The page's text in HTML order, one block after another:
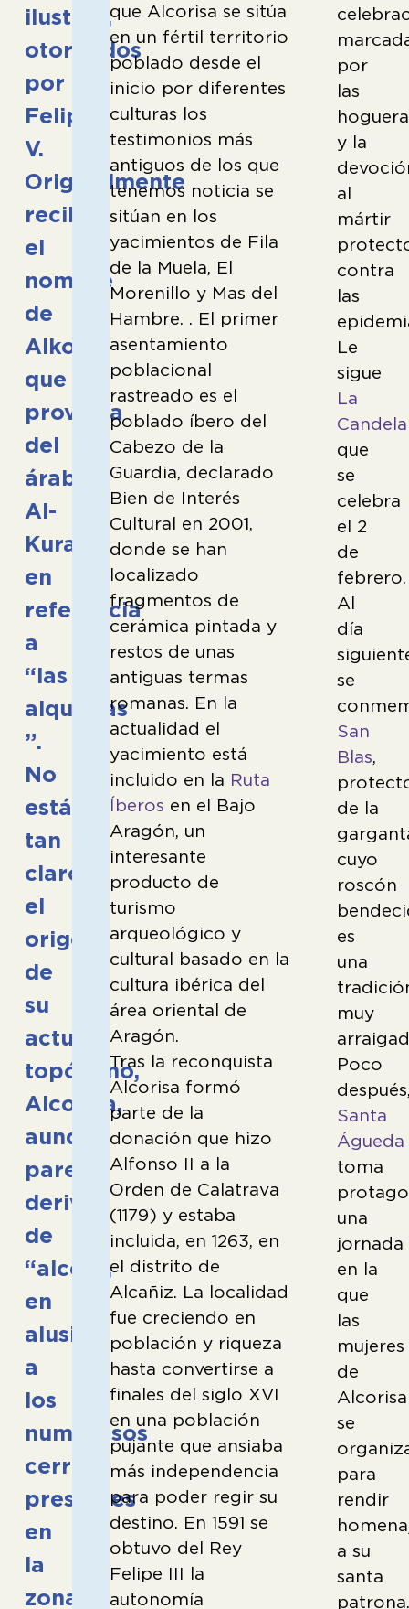
ilustre”,
otorgados
por
Felipe
V.
Originalmente
recibía
el
nombre
de
Alkol,
que
provenía
del
árabe
Al-
Kura,
en
referencia
a
“las
alquerías
”.
No
está
tan
claro
el
origen
de
su
actual
topónimo,
Alcorisa,
aunque
parece
derivar
de
“alcor”,
en
alusión
a
los
numerosos
cerros
presentes
en
la
zona.
que Alcorisa se sitúa
en un fértil territorio
poblado desde el
inicio por diferentes
culturas los
testimonios más
antiguos de los que
tenemos noticia se
sitúan en los
yacimientos de Fila
de la Muela, El
Morenillo y Mas del
Hambre. . El primer
asentamiento
poblacional
rastreado es el
poblado íbero del
Cabezo de la
Guardia, declarado
Bien de Interés
Cultural en 2001,
donde se han
localizado
fragmentos de
cerámica pintada y
restos de unas
antiguas termas
romanas. En la
actualidad el
yacimiento está
incluido en la Ruta
Íberos en el Bajo
Aragón, un
interesante
producto de
turismo
arqueológico y
cultural basado en la
cultura ibérica del
área oriental de
Aragón.
Tras la reconquista
Alcorisa formó
parte de la
donación que hizo
Alfonso II a la
Orden de Calatrava
(1179) y estaba
incluida, en 1263, en
el distrito de
Alcañiz. La localidad
fue creciendo en
población y riqueza
hasta convertirse a
finales del siglo XVI
en una población
pujante que ansiaba
más independencia
para poder regir su
destino. En 1591 se
obtuvo del Rey
Felipe III la
autonomía
por
las
y la
al
mártir
contra
las
Le
sigue
La
que
se
celebra
el 2
de
febrero.
Al
día
se
San
Blas,
de la
cuyo
roscón
es
una
muy
Poco
Santa
Águeda
toma
una
jornada
en la
que
las
mujeres
de
Alcorisa
se
para
rendir
a su
santa